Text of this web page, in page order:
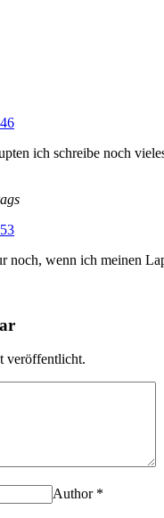
ich schreibe noch
noch, wenn ich meinen
veröffentlicht.
Author *